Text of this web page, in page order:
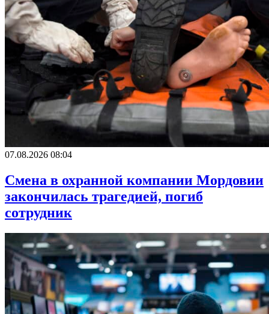
07.08.2026 08:04
Смена в охранной компании Мордовии
закончилась трагедией, погиб
сотрудник